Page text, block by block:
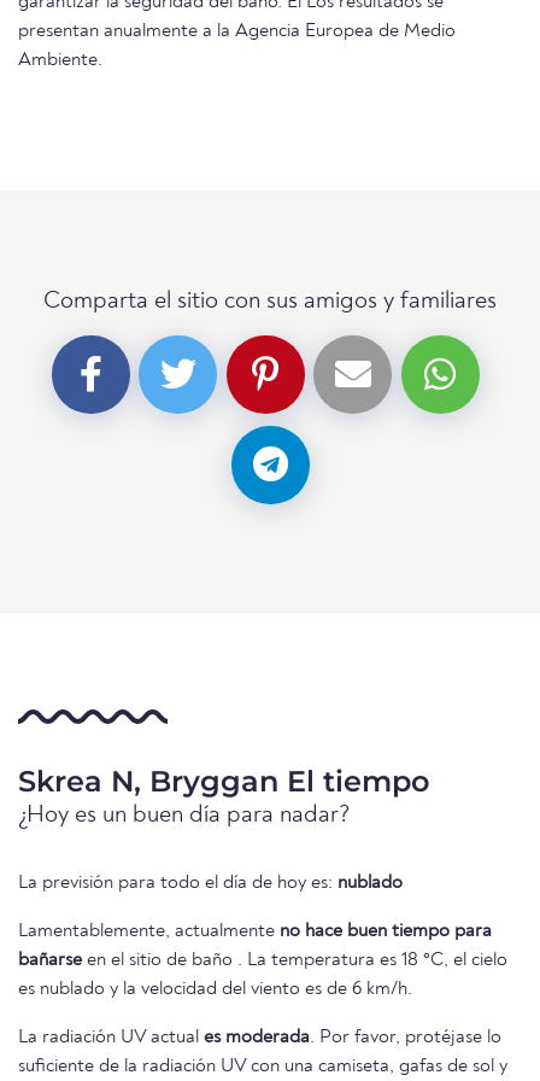
presentan anualmente a la Agencia Europea de Medio
Ambiente.
Comparta el sitio con sus amigos y familiares
Skrea N, Bryggan El tiempo
¿Hoy es un buen día para nadar?
La previsión para todo el día de hoy es: nublado
Lamentablemente, actualmente no hace buen tiempo para
bañarse en el sitio de baño . La temperatura es 18 °C, el cielo
es nublado y la velocidad del viento es de 6 km/h.
La radiación UV actual es moderada. Por favor, protéjase lo
suficiente de la radiación UV con una camiseta, gafas de sol y